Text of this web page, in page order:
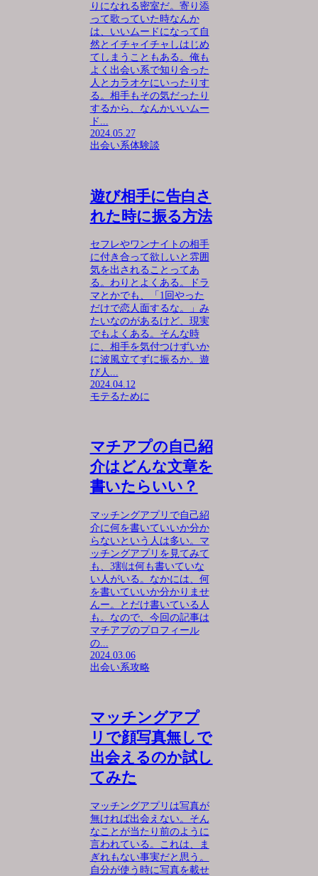
りになれる密室だ。寄り添
って歌っていた時なんか
は、いいムードになって自
然とイチャイチャしはじめ
てしまうこともある。俺も
よく出会い系で知り合った
人とカラオケにいったりす
る。相手もその気だったり
するから、なんかいいムー
ド...
2024.05.27
出会い系体験談
遊び相手に告白さ
れた時に振る方法
セフレやワンナイトの相手
に付き合って欲しいと雰囲
気を出されることってあ
る。わりとよくある。ドラ
マとかでも、「1回やった
だけで恋人面するな。」み
たいなのがあるけど、現実
でもよくある。そんな時
に、相手を気付つけずいか
に波風立てずに振るか。遊
び人...
2024.04.12
モテるために
マチアプの自己紹
介はどんな文章を
書いたらいい？
マッチングアプリで自己紹
介に何を書いていいか分か
らないという人は多い。マ
ッチングアプリを見てみて
も、3割は何も書いていな
い人がいる。なかには、何
を書いていいか分かりませ
んー。とだけ書いている人
も。なので、今回の記事は
マチアプのプロフィール
の...
2024.03.06
出会い系攻略
マッチングアプ
リで顔写真無しで
出会えるのか試し
てみた
マッチングアプリは写真が
無ければ出会えない。そん
なことが当たり前のように
言われている。これは、ま
ぎれもない事実だと思う。
自分が使う時に写真を載せ